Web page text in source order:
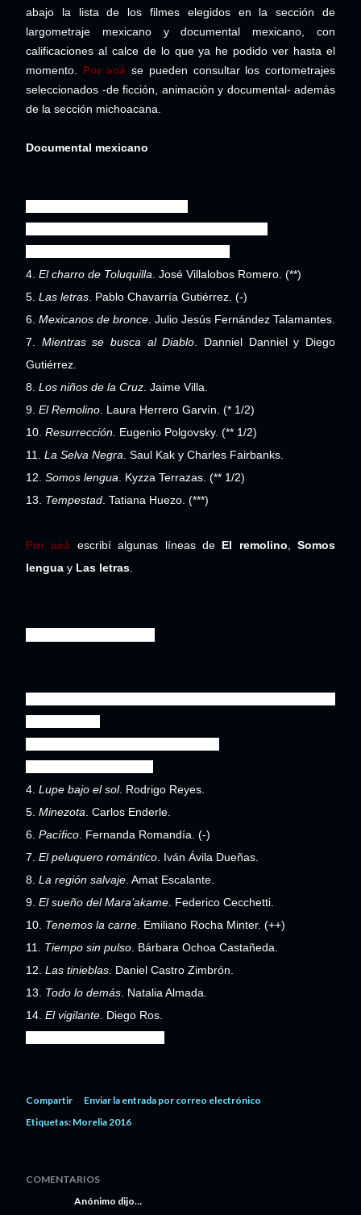
abajo la lista de los filmes elegidos en la sección de
largometraje mexicano y documental mexicano, con
calificaciones al calce de lo que ya he podido ver hasta el
momento. Por acá se pueden consultar los cortometrajes
seleccionados -de ficción, animación y documental- además
de la sección michoacana.
Documental mexicano
4. El charro de Toluquilla . José Villalobos Romero. (**)
5. Las letras . Pablo Chavarría Gutiérrez. (-)
6. Mexicanos de bronce . Julio Jesús Fernández Talamantes.
7. Mientras se busca al Diablo . Danniel Danniel y Diego
Gutiérrez.
8. Los niños de la Cruz . Jaime Villa.
9. El Remolino . Laura Herrero Garvín. (* 1/2)
10. Resurrección. Eugenio Polgovsky. (** 1/2)
11. La Selva Negra . Saul Kak y Charles Fairbanks.
12. Somos lengua . Kyzza Terrazas. (** 1/2)
13. Tempestad . Tatiana Huezo. (***)
Por acá escribí algunas líneas de El remolino
Somos
lengua y Las letras
4. Lupe bajo el sol. Rodrigo Reyes.
5. Minezota . Carlos Enderle.
6. Pacífico . Fernanda Romandía. (-)
7. El peluquero romántico . Iván Ávila Dueñas.
8. La región salvaje . Amat Escalante.
9. El sueño del Mara’akame . Federico Cecchetti.
10. Tenemos la carne . Emiliano Rocha Minter. (++)
11. Tiempo sin pulso . Bárbara Ochoa Castañeda.
12. Las tinieblas. Daniel Castro Zimbrón.
13. Todo lo demás . Natalia Almada.
14. El vigilante. Diego Ros.
Compartir
Enviar la entrada por correo electrónico
Etiquetas: Morelia 2016
COMENTARIOS
Anónimo dijo…